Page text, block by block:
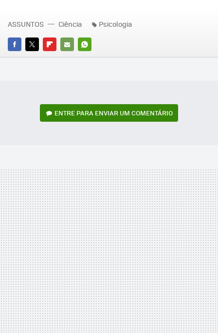
FACEBOOK
TWITTERFLIPBOARD
E-
WHATSAPP
ASSUNTOS Ciência Psicologia
ENTRE PARA ENVIAR UM COMENTÁRIO